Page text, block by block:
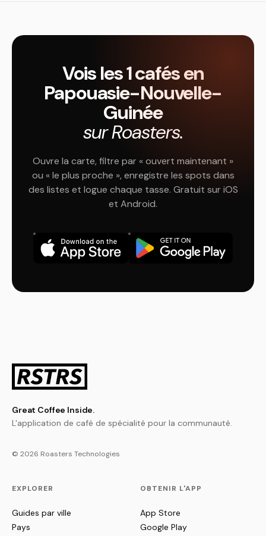
Vois les 1 cafés en
Papouasie-Nouvelle-
Guinée
sur Roasters.
Ouvre la carte, filtre par « ouvert maintenant »
ou « le plus proche », enregistre les spots dans
des listes et logue chaque tasse. Gratuit sur iOS
et Android.
Great Coffee Inside.
L'application de café de spécialité pour la communauté.
© 2026 Roasters Technologies
EXPLORER
Guides par ville
Pays
OBTENIR L'APP
App Store
Google Play